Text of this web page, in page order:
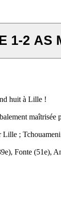
1-2 AS
huit à Lille !
maîtrisée
Lille ;
Fonte (51e),